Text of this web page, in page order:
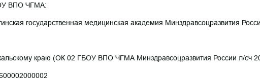
ВПО ЧГМА:
государственная медицинская академия Минздравсоцразвития
краю (ОК 02 ГБОУ ВПО ЧГМА Минздравсоцразвития России л/сч